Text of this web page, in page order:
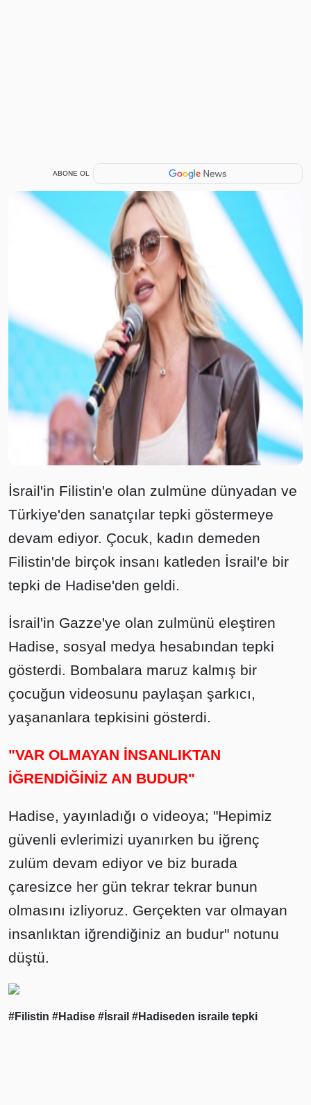
ABONE OL
İsrail'in Filistin'e olan zulmüne dünyadan ve
Türkiye'den sanatçılar tepki göstermeye
devam ediyor. Çocuk, kadın demeden
Filistin'de birçok insanı katleden İsrail'e bir
tepki de Hadise'den geldi.
İsrail'in Gazze'ye olan zulmünü eleştiren
Hadise, sosyal medya hesabından tepki
gösterdi. Bombalara maruz kalmış bir
çocuğun videosunu paylaşan şarkıcı,
yaşananlara tepkisini gösterdi.
"VAR OLMAYAN İNSANLIKTAN
İĞRENDİĞİNİZ AN BUDUR"
Hadise, yayınladığı o videoya; "Hepimiz
güvenli evlerimizi uyanırken bu iğrenç
zulüm devam ediyor ve biz burada
çaresizce her gün tekrar tekrar bunun
olmasını izliyoruz. Gerçekten var olmayan
insanlıktan iğrendiğiniz an budur" notunu
düştü.
#Filistin #Hadise #İsrail #Hadiseden israile tepki